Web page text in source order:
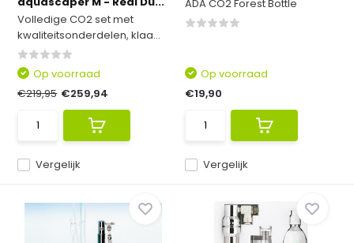
Volledige CO2 set met
kwaliteitsonderdelen, klaa...
Vergelijk
Op voorraad
€219,95 €259,94
ADA CO2 Forest Bottle
Vergelijk
Op voorraad
€19,90